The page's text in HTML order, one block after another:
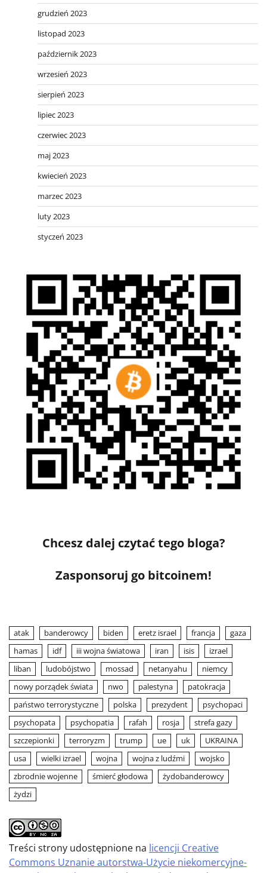
grudzień 2023
listopad 2023
październik 2023
wrzesień 2023
sierpień 2023
lipiec 2023
czerwiec 2023
maj 2023
kwiecień 2023
marzec 2023
luty 2023
styczeń 2023
Chcesz dalej czytać tego bloga?
Zasponsoruj go bitcoinem!
atak banderowcy biden eretz israel francja
gaza
hamas
idf iii wojna światowa iran isis
izrael
liban
ludobójstwo mossad netanyahu
niemcy
nowy porządek świata
nwo palestyna
patokracja
państwo terrorystyczne
polska prezydent
psychopaci
psychopata
psychopatia rafah rosja
strefa gazy
szczepionki
terroryzm trump ue uk
UKRAINA
usa
wielki izrael wojna wojna z ludźmi
wojsko
zbrodnie wojenne
śmierć głodowa
żydobanderowcy
żydzi
Treści strony udostępnione na licencji Creative
Commons Uznanie autorstwa-Użycie niekomercyjne-